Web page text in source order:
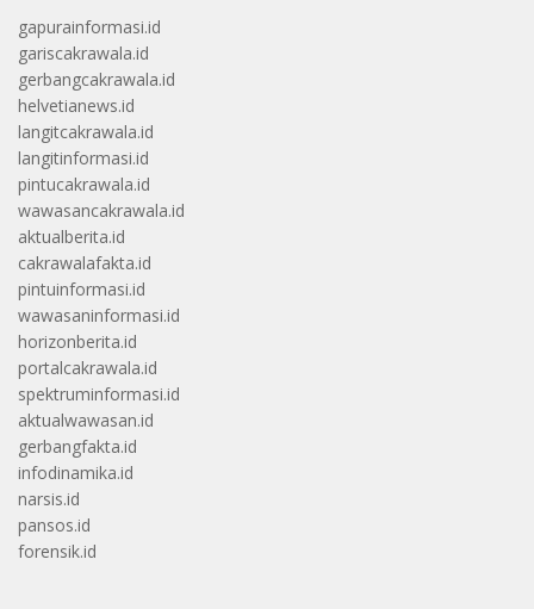
gapurainformasi.id
gariscakrawala.id
gerbangcakrawala.id
helvetianews.id
langitcakrawala.id
langitinformasi.id
pintucakrawala.id
wawasancakrawala.id
aktualberita.id
cakrawalafakta.id
pintuinformasi.id
wawasaninformasi.id
horizonberita.id
portalcakrawala.id
spektruminformasi.id
aktualwawasan.id
gerbangfakta.id
infodinamika.id
narsis.id
pansos.id
forensik.id